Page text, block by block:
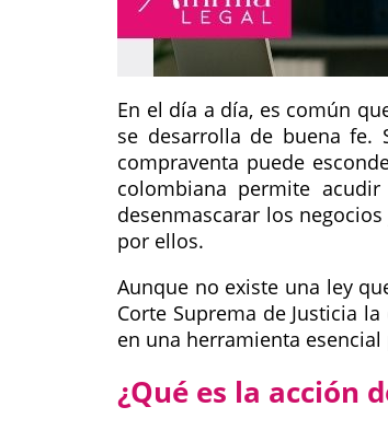
En el día a día, es común
se desarrolla de buena fe.
compraventa puede
colombiana permite
desenmascarar los
por ellos.
Aunque no existe una ley
Corte Suprema de Justicia
en una herramienta
¿Qué es la acción